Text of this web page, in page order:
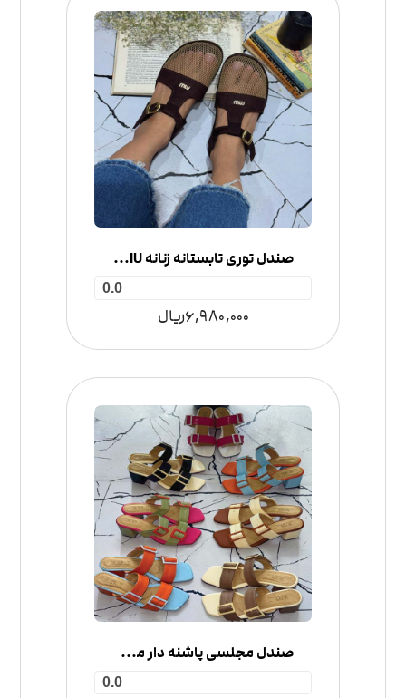
صندل توری تابستانه زنانه MIU MIU
0.0
6,980,000ریال
صندل مجلسی پاشنه دار مدل دو سگک
0.0